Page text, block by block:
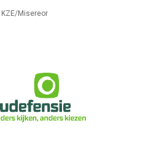
KZE/Misereor